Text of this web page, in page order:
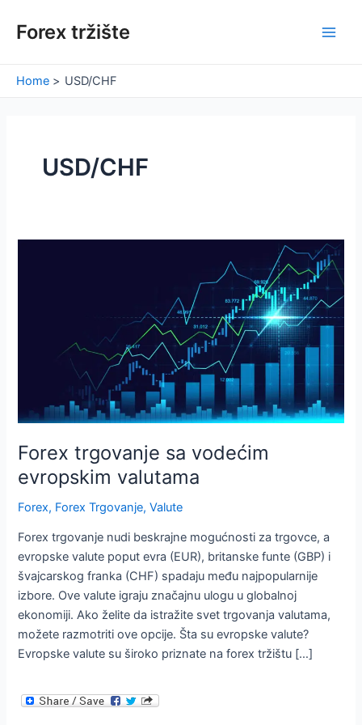
Forex tržište
Home USD/CHF
USD/CHF
Forex trgovanje sa vodećim
evropskim valutama
Forex, Forex Trgovanje,Valute
Forex trgovanje nudi beskrajne mogućnosti za trgovce, a
evropske valute poput evra (EUR), britanske funte (GBP) i
švajcarskog franka (CHF) spadaju među najpopularnije
izbore. Ove valute igraju značajnu ulogu u globalnoj
ekonomiji. Ako želite da istražite svet trgovanja valutama,
možete razmotriti ove opcije. Šta su evropske valute?
Evropske valute su široko priznate na forex tržištu […]